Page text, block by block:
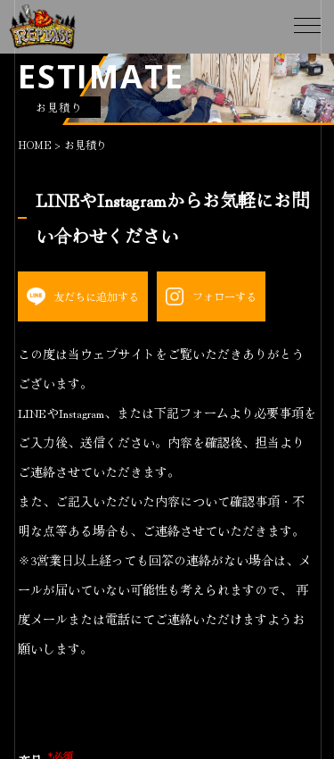
ESTIMATE
お見積り
HOME > お見積り
LINEやInstagramからお気軽にお問
い合わせください
友だちに追加する フォローする
この度は当ウェブサイトをご覧いただきありがとう
ございます。
LINEやInstagram、または下記フォームより必要事項を
ご入力後、送信ください。内容を確認後、担当より
ご連絡させていただきます。
また、ご記入いただいた内容について確認事項・不
明な点等ある場合も、ご連絡させていただきます。
※3営業日以上経っても回答の連絡がない場合は、メ
ールが届いていない可能性も考えられますので、 再
度メールまたは電話にてご連絡いただけますようお
願いします。
*必須